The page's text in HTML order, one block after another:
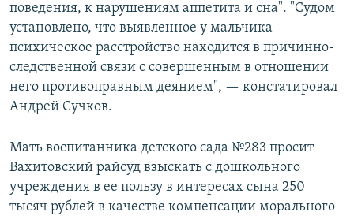
поведения, к нарушениям аппетита и сна". "Судом
установлено, что выявленное у мальчика
психическое расстройство находится в причинно-
следственной связи с совершенным в отношении
него противоправным деянием", — констатировал
Андрей Сучков.
Мать воспитанника детского сада №283 просит
Вахитовский райсуд взыскать с дошкольного
учреждения в ее пользу в интересах сына 250
тысяч рублей в качестве компенсации морального